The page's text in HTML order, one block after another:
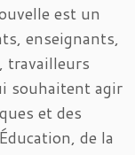
est un
enseignants,
travailleurs
souhaitent agir
et des
de la